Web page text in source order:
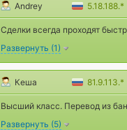
Andrey 5.18.188.*
Сделки всегда проходят
Развернуть (1)
Кеша 81.9.113.*
Высший класс. Перевод из
Развернуть (5)